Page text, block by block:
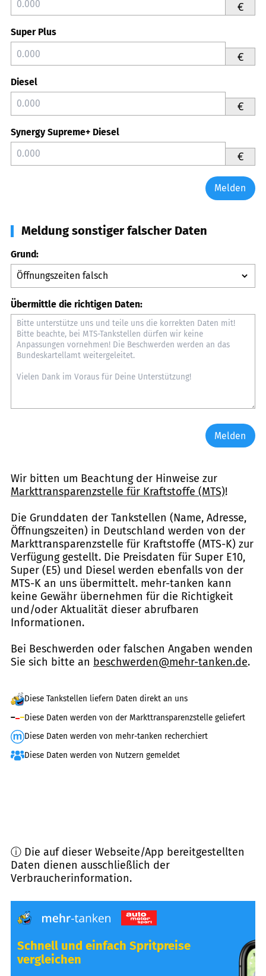
€
Super Plus
€
Diesel
€
Synergy Supreme+ Diesel
€
Melden
Meldung sonstiger falscher Daten
Grund:
Übermittle die richtigen Daten:
Melden
Wir bitten um Beachtung der Hinweise zur
Markttransparenzstelle für Kraftstoffe (MTS)!
Die Grunddaten der Tankstellen (Name, Adresse,
Öffnungszeiten) in Deutschland werden von der
Markttransparenzstelle für Kraftstoffe (MTS-K) zur
Verfügung gestellt. Die Preisdaten für Super E10,
Super (E5) und Diesel werden ebenfalls von der
MTS-K an uns übermittelt. mehr-tanken kann
keine Gewähr übernehmen für die Richtigkeit
und/oder Aktualität dieser abrufbaren
Informationen.
Bei Beschwerden oder falschen Angaben wenden
Sie sich bitte an beschwerden@mehr-tanken.de.
Diese Tankstellen liefern Daten direkt an uns
Diese Daten werden von der Markttransparenzstelle geliefert
Diese Daten werden von mehr-tanken recherchiert
Diese Daten werden von Nutzern gemeldet
ⓘ Die auf dieser Webseite/App bereitgestellten
Daten dienen ausschließlich der
Verbraucherinformation.
Schnell und einfach Spritpreise
vergleichen